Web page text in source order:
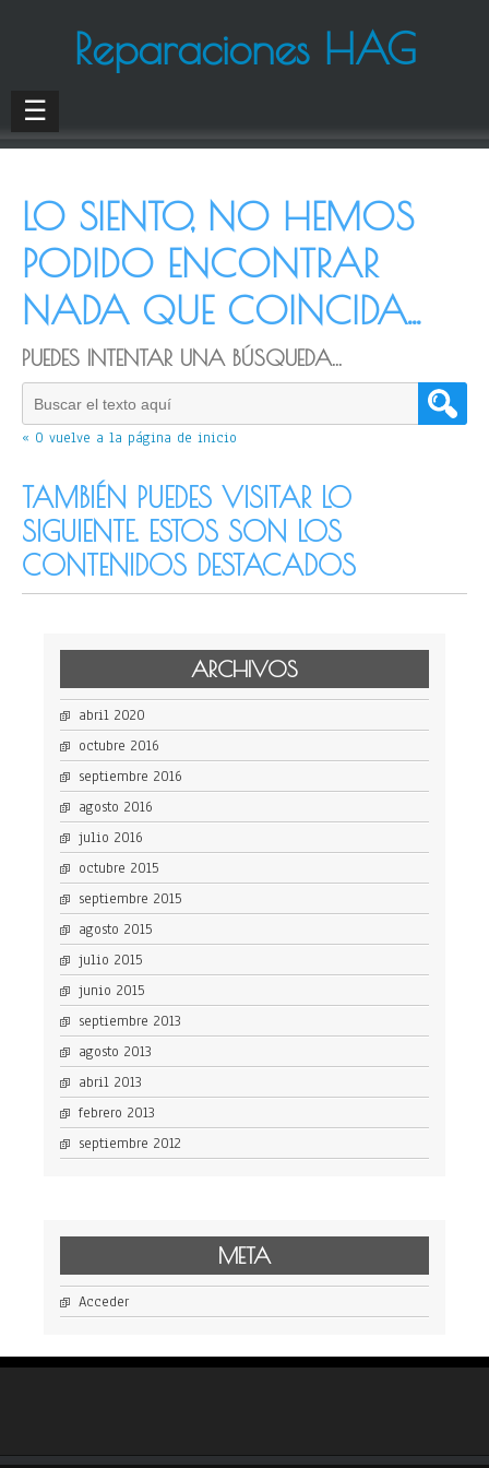
Reparaciones HAG
☰
LO SIENTO, NO HEMOS
PODIDO ENCONTRAR
NADA QUE COINCIDA...
PUEDES INTENTAR UNA BÚSQUEDA...
« O vuelve a la página de inicio
TAMBIÉN PUEDES VISITAR LO
SIGUIENTE. ESTOS SON LOS
CONTENIDOS DESTACADOS
ARCHIVOS
abril 2020
octubre 2016
septiembre 2016
agosto 2016
julio 2016
octubre 2015
septiembre 2015
agosto 2015
julio 2015
junio 2015
septiembre 2013
agosto 2013
abril 2013
febrero 2013
septiembre 2012
META
Acceder